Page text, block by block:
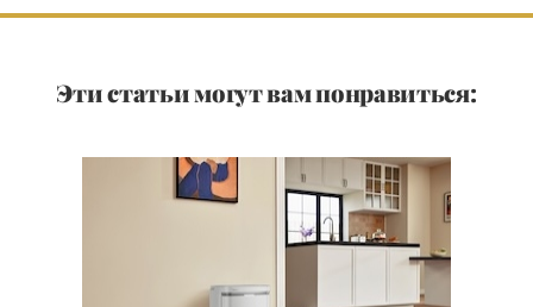
Эти статьи могут вам понравиться: